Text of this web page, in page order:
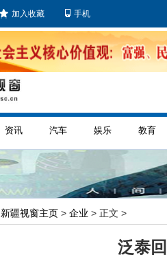
加入收藏 手机
资讯 汽车 娱乐 教育
新疆视窗主页 > 企业 > 正文 >
泛泰